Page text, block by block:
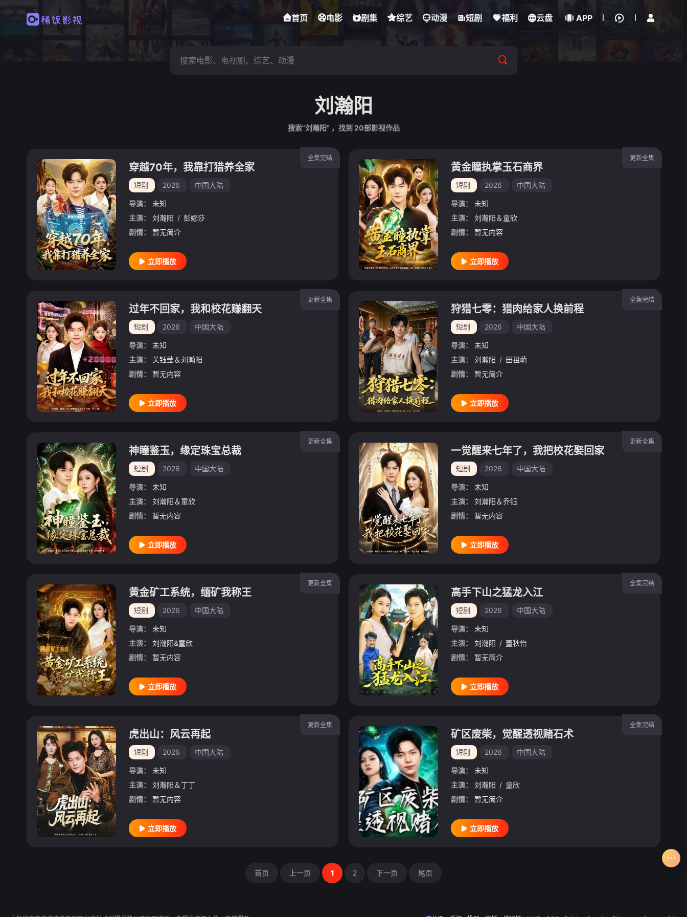
首页 电影 剧集 综艺 动漫 短剧 福利 云盘 APP
刘瀚阳
搜索"刘瀚阳" ，找到 20部影视作品
全集完结
穿越70年，我靠打猎养全家
短剧 2026 中国大陆
导演：
未知
主演：
刘瀚阳 / 彭娜莎
剧情：
暂无简介
立即播放
更新全集
黄金瞳执掌玉石商界
短剧 2026 中国大陆
导演：
未知
主演：
刘瀚阳＆童欣
剧情：
暂无内容
立即播放
更新全集
过年不回家，我和校花赚翻天
短剧 2026 中国大陆
导演：
未知
主演：
关钰莹＆刘瀚阳
剧情：
暂无内容
立即播放
全集完结
狩猎七零：猎肉给家人换前程
短剧 2026 中国大陆
导演：
未知
主演：
刘瀚阳 / 田祖萌
剧情：
暂无简介
立即播放
更新全集
神瞳鉴玉，缘定珠宝总裁
短剧 2026 中国大陆
导演：
未知
主演：
刘瀚阳＆童欣
剧情：
暂无内容
立即播放
更新全集
一觉醒来七年了，我把校花娶回家
短剧 2026 中国大陆
导演：
未知
主演：
刘瀚阳＆乔钰
剧情：
暂无内容
立即播放
更新全集
黄金矿工系统，缅矿我称王
短剧 2026 中国大陆
导演：
未知
主演：
刘瀚阳&童欣
剧情：
暂无内容
立即播放
全集完结
高手下山之猛龙入江
短剧 2026 中国大陆
导演：
未知
主演：
刘瀚阳 / 董秋怡
剧情：
暂无简介
立即播放
更新全集
虎出山：风云再起
短剧 2026 中国大陆
导演：
未知
主演：
刘瀚阳＆丁丁
剧情：
暂无内容
立即播放
全集完结
矿区废柴，觉醒透视赌石术
短剧 2026 中国大陆
导演：
未知
主演：
刘瀚阳 / 童欣
剧情：
暂无简介
立即播放
首页 上一页 1 2 下一页 尾页